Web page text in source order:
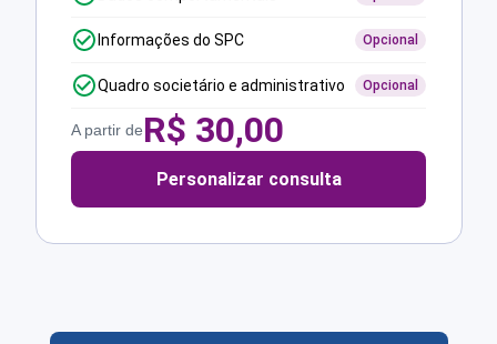
Informações do SPC Opcional
Quadro societário e administrativo Opcional
A partir deR$ 30,00
Personalizar consulta